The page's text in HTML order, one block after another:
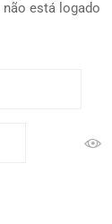
está logado